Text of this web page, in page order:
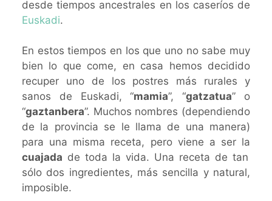
desde tiempos ancestrales en los caseríos de
Euskadi.
En estos tiempos en los que uno no sabe muy
bien lo que come, en casa hemos decidido
recuper uno de los postres más rurales y
sanos de Euskadi, “mamia”, “gatzatua” o
“gaztanbera”. Muchos nombres (dependiendo
de la provincia se le llama de una manera)
para una misma receta, pero viene a ser la
cuajada de toda la vida. Una receta de tan
sólo dos ingredientes, más sencilla y natural,
imposible.